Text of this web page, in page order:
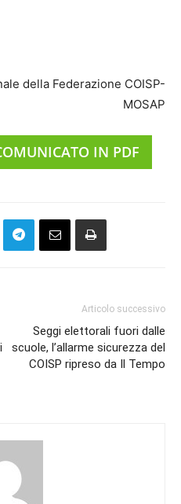
della Federazione COISP-
MOSAP
IN PDF
Articolo successivo
Seggi elettorali fuori dalle
scuole, l’allarme sicurezza del
COISP ripreso da Il Tempo